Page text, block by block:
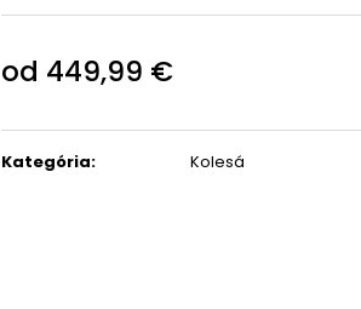
od 449,99 €
Kategória: Kolesá